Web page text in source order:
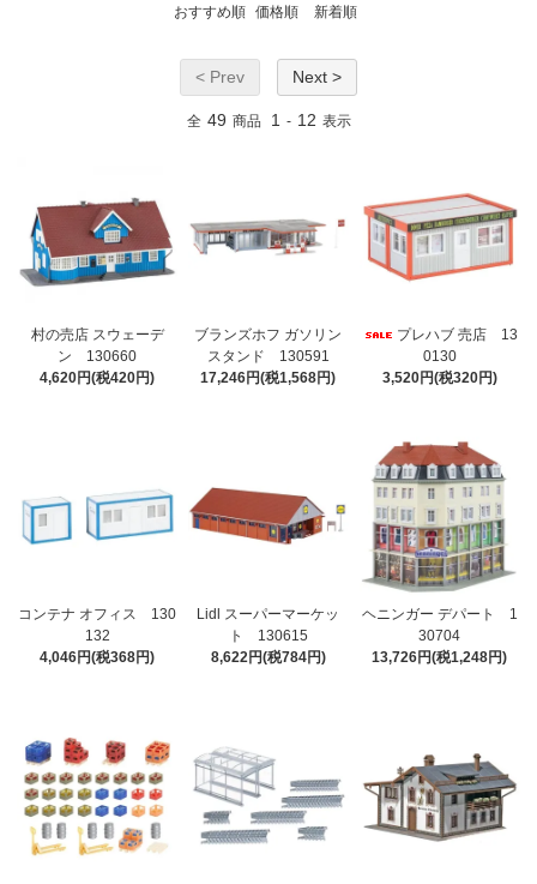
おすすめ順 価格順 新着順
< Prev Next >
全 49 商品 1 - 12 表示
村の売店 スウェーデ
ン 130660
4,620円(税420円)
ブランズホフ ガソリン
スタンド 130591
17,246円(税1,568円)
プレハブ 売店 13
0130
3,520円(税320円)
コンテナ オフィス 130
132
4,046円(税368円)
Lidl スーパーマーケッ
ト 130615
8,622円(税784円)
ヘニンガー デパート 1
30704
13,726円(税1,248円)